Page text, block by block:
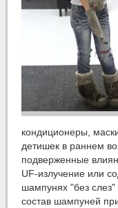
кондиционеры,
детишек в раннем
подверженные
UF-излучение или
шампунях "без
состав шампуней